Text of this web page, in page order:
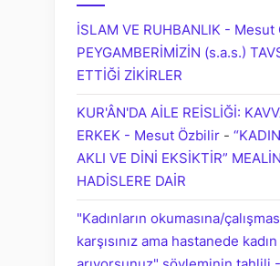
İSLAM VE RUHBANLIK -
PEYGAMBERİMİZİN (s.a.s.)
ETTİĞİ ZİKİRLER
KUR'ÂN'DA AİLE REİSLİĞİ:
ERKEK - Mesut Özbilir -
AKLI VE DİNİ EKSİKTİR”
HADİSLERE DAİR
"Kadınların okumasına/
karşısınız ama hastanede